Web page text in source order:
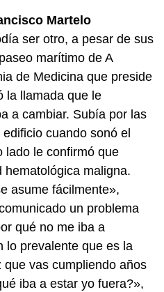
Martelo
ser otro, a pesar de sus
marítimo de A
de Medicina que preside
la llamada que le
a cambiar. Subía por las
cuando sonó el
lado le confirmó que
maligna.
asume fácilmente»,
un problema
qué no me iba a
lo prevalente que es la
vas cumpliendo años
iba a estar yo fuera?»,